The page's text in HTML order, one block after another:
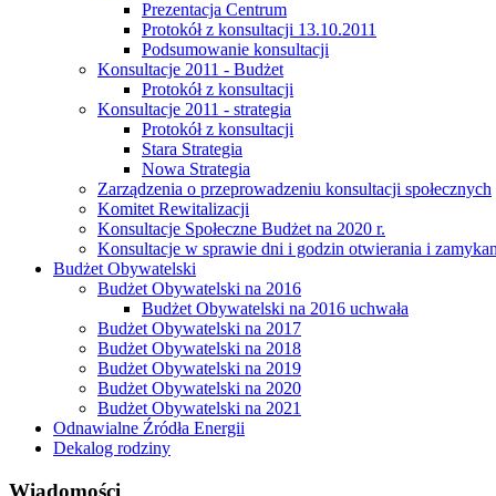
Prezentacja Centrum
Protokół z konsultacji 13.10.2011
Podsumowanie konsultacji
Konsultacje 2011 - Budżet
Protokół z konsultacji
Konsultacje 2011 - strategia
Protokół z konsultacji
Stara Strategia
Nowa Strategia
Zarządzenia o przeprowadzeniu konsultacji społecznych
Komitet Rewitalizacji
Konsultacje Społeczne Budżet na 2020 r.
Konsultacje w sprawie dni i godzin otwierania i
Budżet Obywatelski
Budżet Obywatelski na 2016
Budżet Obywatelski na 2016 uchwała
Budżet Obywatelski na 2017
Budżet Obywatelski na 2018
Budżet Obywatelski na 2019
Budżet Obywatelski na 2020
Budżet Obywatelski na 2021
Odnawialne Źródła Energii
Dekalog rodziny
Wiadomości